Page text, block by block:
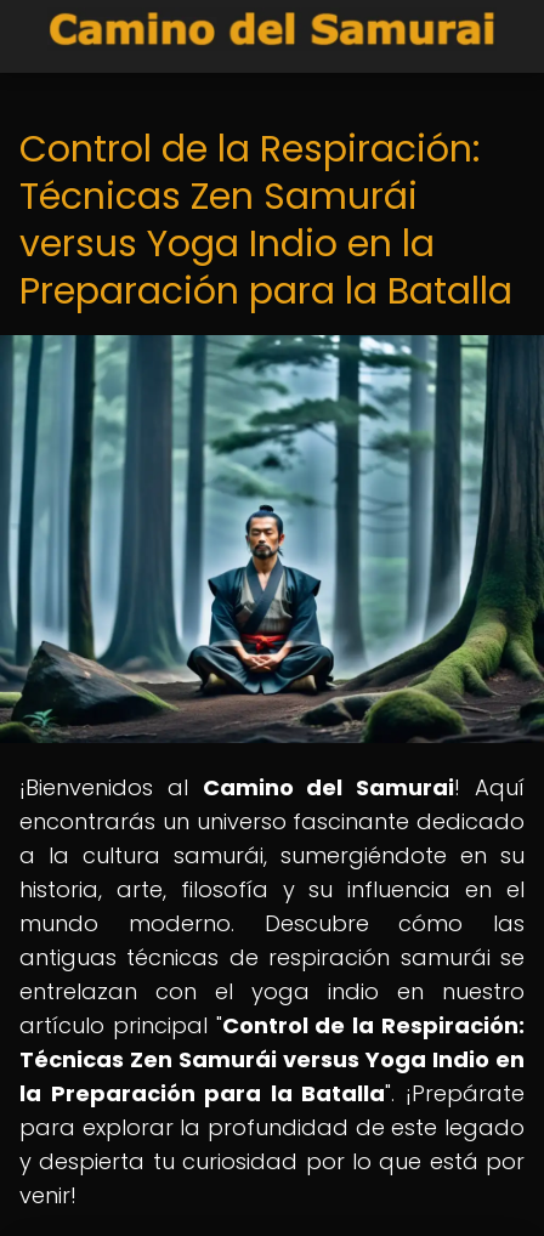
Control de la Respiración:
Técnicas Zen Samurái
versus Yoga Indio en la
Preparación para la Batalla
¡Bienvenidos al Camino del Samurai! Aquí
encontrarás un universo fascinante dedicado
a la cultura samurái, sumergiéndote en su
historia, arte, filosofía y su influencia en el
mundo moderno. Descubre cómo las
antiguas técnicas de respiración samurái se
entrelazan con el yoga indio en nuestro
artículo principal "Control de la Respiración:
Técnicas Zen Samurái versus Yoga Indio en
la Preparación para la Batalla". ¡Prepárate
para explorar la profundidad de este legado
y despierta tu curiosidad por lo que está por
venir!